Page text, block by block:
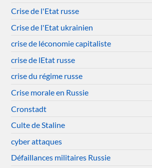
Crise de l'Etat russe
Crise de l'Etat ukrainien
crise de léconomie capitaliste
crise de lEtat russe
crise du régime russe
Crise morale en Russie
Cronstadt
Culte de Staline
cyber attaques
Défaillances militaires Russie